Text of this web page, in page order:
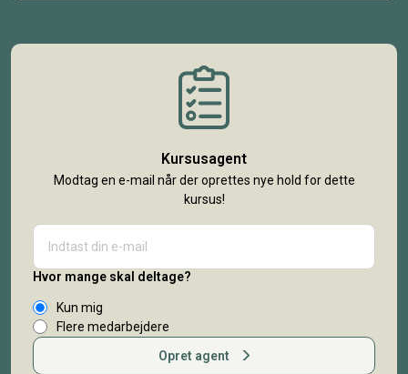
Kursusagent
Modtag en e-mail når der oprettes nye hold for dette
kursus!
Hvor mange skal deltage?
Kun mig
Flere medarbejdere
Opret agent